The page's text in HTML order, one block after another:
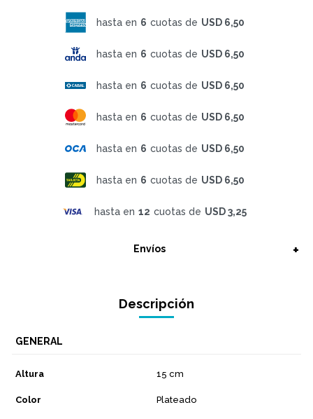
hasta en 6 cuotas de USD 6,50
hasta en 6 cuotas de USD 6,50
hasta en 6 cuotas de USD 6,50
hasta en 6 cuotas de USD 6,50
hasta en 6 cuotas de USD 6,50
hasta en 6 cuotas de USD 6,50
hasta en 12 cuotas de USD 3,25
Envíos
Descripción
GENERAL
Altura 15 cm
Color Plateado